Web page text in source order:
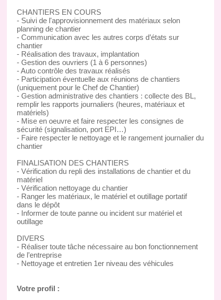
CHANTIERS EN COURS
- Suivi de l'approvisionnement des matériaux selon
planning de chantier
- Communication avec les autres corps d’états sur
chantier
- Réalisation des travaux, implantation
- Gestion des ouvriers (1 à 6 personnes)
- Auto contrôle des travaux réalisés
- Participation éventuelle aux réunions de chantiers
(uniquement pour le Chef de Chantier)
- Gestion administrative des chantiers : collecte des BL,
remplir les rapports journaliers (heures, matériaux et
matériels)
- Mise en oeuvre et faire respecter les consignes de
sécurité (signalisation, port EPI…)
- Faire respecter le nettoyage et le rangement journalier du
chantier
FINALISATION DES CHANTIERS
- Vérification du repli des installations de chantier et du
matériel
- Vérification nettoyage du chantier
- Ranger les matériaux, le matériel et outillage portatif
dans le dépôt
- Informer de toute panne ou incident sur matériel et
outillage
DIVERS
- Réaliser toute tâche nécessaire au bon fonctionnement
de l’entreprise
- Nettoyage et entretien 1er niveau des véhicules
Votre profil :